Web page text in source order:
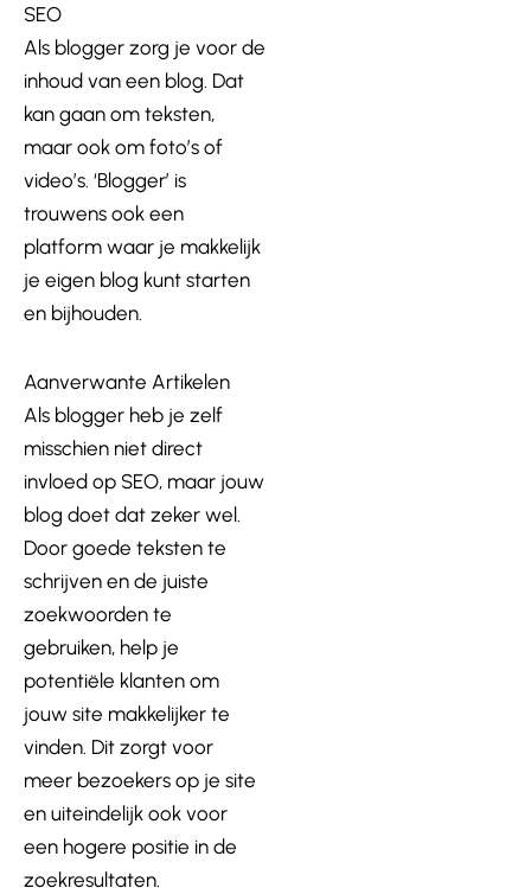
SEO
Als blogger zorg je voor de
inhoud van een blog. Dat
kan gaan om teksten,
maar ook om foto’s of
video’s. ‘Blogger’ is
trouwens ook een
platform waar je makkelijk
je eigen blog kunt starten
en bijhouden.
Aanverwante Artikelen
Als blogger heb je zelf
misschien niet direct
invloed op SEO, maar jouw
blog doet dat zeker wel.
Door goede teksten te
schrijven en de juiste
zoekwoorden te
gebruiken, help je
potentiële klanten om
jouw site makkelijker te
vinden. Dit zorgt voor
meer bezoekers op je site
en uiteindelijk ook voor
een hogere positie in de
zoekresultaten.